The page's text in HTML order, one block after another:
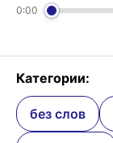
0:00
Категории:
без слов